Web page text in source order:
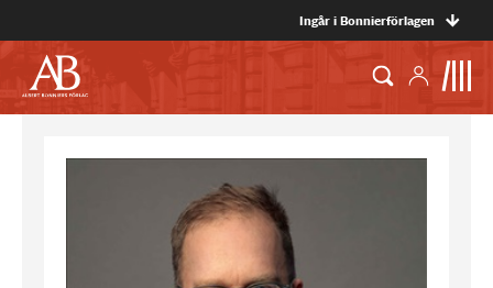
Ingår i Bonnierförlagen